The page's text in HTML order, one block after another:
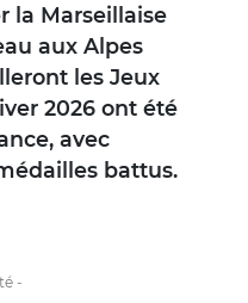
la Marseillaise
aux Alpes
les Jeux
2026 ont été
avec
battus.